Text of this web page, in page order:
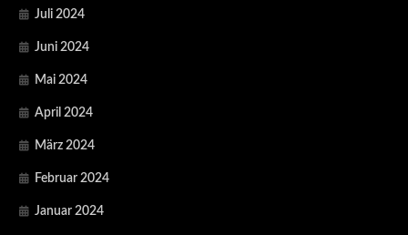
Juli 2024
Juni 2024
Mai 2024
April 2024
März 2024
Februar 2024
Januar 2024